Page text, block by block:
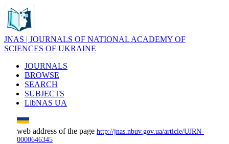
JNAS | JOURNALS OF NATIONAL ACADEMY OF
SCIENCES OF UKRAINE
JOURNALS
BROWSE
SEARCH
SUBJECTS
LibNAS UA
web address of the page http://jnas.nbuv.gov.ua/article/UJRN-
0000646345